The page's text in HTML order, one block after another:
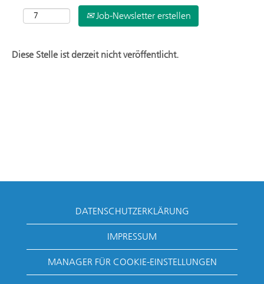
Job-Newsletter erstellen
Diese Stelle ist derzeit nicht veröffentlicht.
DATENSCHUTZERKLÄRUNG
IMPRESSUM
MANAGER FÜR COOKIE-EINSTELLUNGEN